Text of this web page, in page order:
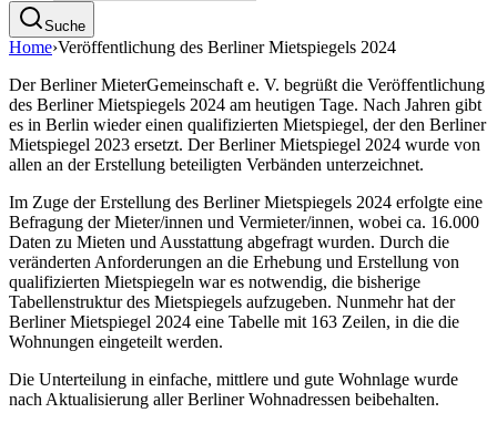
Suche
Home›Veröffentlichung des Berliner Mietspiegels 2024
Der Berliner MieterGemeinschaft e. V. begrüßt die Veröffentlichung
des Berliner Mietspiegels 2024 am heutigen Tage. Nach Jahren gibt
es in Berlin wieder einen qualifizierten Mietspiegel, der den Berliner
Mietspiegel 2023 ersetzt. Der Berliner Mietspiegel 2024 wurde von
allen an der Erstellung beteiligten Verbänden unterzeichnet.
Im Zuge der Erstellung des Berliner Mietspiegels 2024 erfolgte eine
Befragung der Mieter/innen und Vermieter/innen, wobei ca. 16.000
Daten zu Mieten und Ausstattung abgefragt wurden. Durch die
veränderten Anforderungen an die Erhebung und Erstellung von
qualifizierten Mietspiegeln war es notwendig, die bisherige
Tabellenstruktur des Mietspiegels aufzugeben. Nunmehr hat der
Berliner Mietspiegel 2024 eine Tabelle mit 163 Zeilen, in die die
Wohnungen eingeteilt werden.
Die Unterteilung in einfache, mittlere und gute Wohnlage wurde
nach Aktualisierung aller Berliner Wohnadressen beibehalten.